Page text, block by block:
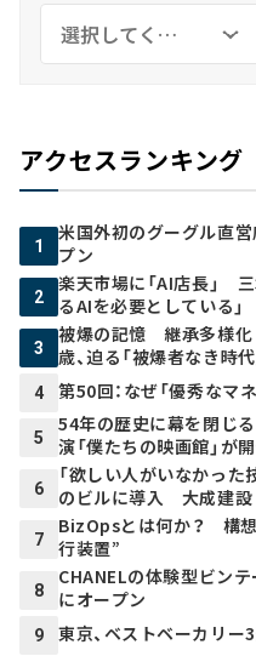
アクセスランキング
1
米国外初のグーグル直
プン
2
楽天市場に「AI店長」
るAIを必要としている」
3
被爆の記憶 継承多様
歳、迫る「被爆者なき時代
4 第50回：なぜ「優秀なマ
5
54年の歴史に幕を閉じ
演「僕たちの映画館」が
6
「欲しい人がいなかった
のビルに導入 大成建設
7
BizOpsとは何か？ 構想
行装置”
8
CHANELの体験型ビンテ
にオープン
9
東京、ベストベーカリー